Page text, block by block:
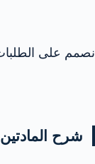
نصمم على
شرح المادتين 651 و 652 مدني -الضمان المعماري